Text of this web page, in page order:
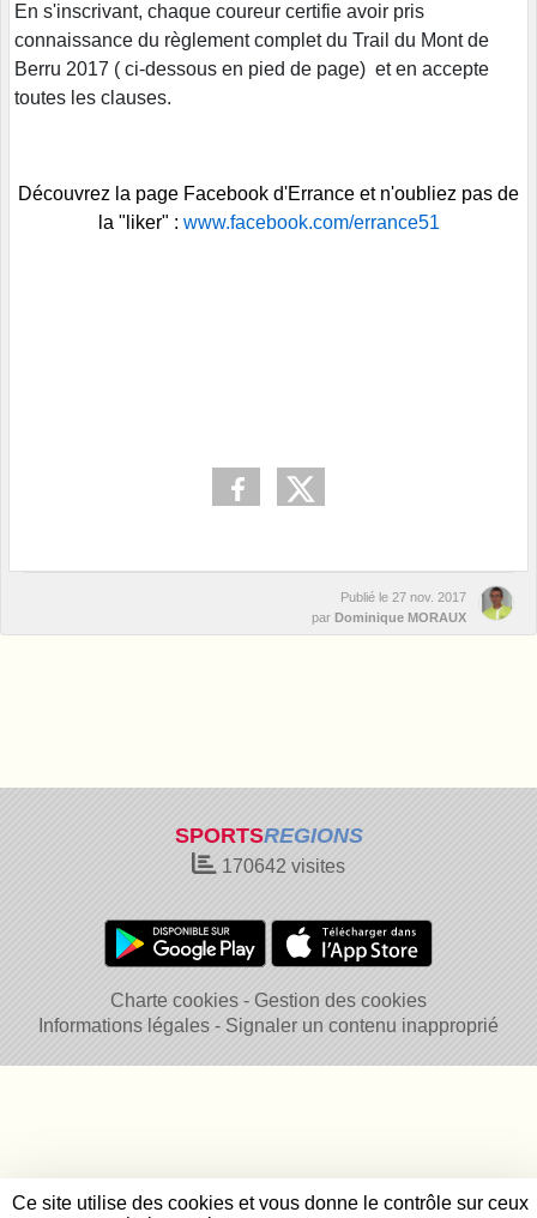
En s'inscrivant, chaque coureur certifie avoir pris
connaissance du règlement complet du Trail du Mont de
Berru 2017 ( ci-dessous en pied de page) et en accepte
toutes les clauses.
Découvrez la page Facebook d'Errance et n'oubliez pas de
la "liker" : www.facebook.com/errance51
Publié le 27 nov. 2017
par Dominique MORAUX
SPORTSREGIONS
170642 visites
Charte cookies
Gestion des cookies
Informations légales
Signaler un contenu inapproprié
Ce site utilise des cookies et vous donne le contrôle sur ceux